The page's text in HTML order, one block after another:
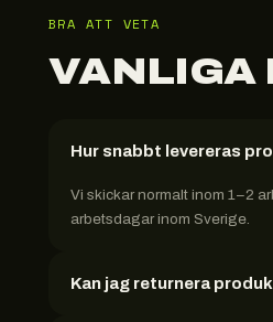
BRA ATT VETA
VANLIGA
Hur snabbt levereras
Vi skickar normalt inom 1–2
arbetsdagar inom Sverige.
Kan jag returnera